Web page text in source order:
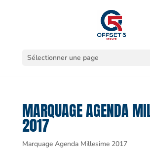
Sélectionner une page
MARQUAGE AGENDA
2017
Marquage Agenda Millesime 2017